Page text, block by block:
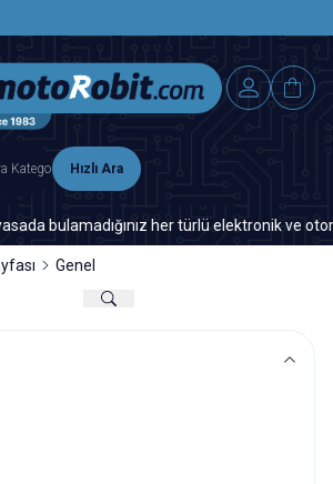
Hızlı Ara
her türlü elektronik ve
Genel